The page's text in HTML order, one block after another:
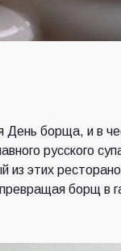
День борща, и в
русского
этих
борщ в